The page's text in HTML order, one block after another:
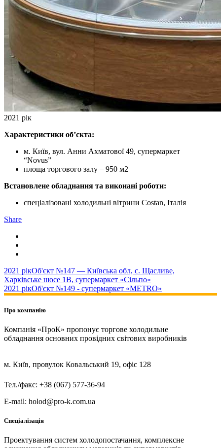
2021 рік
Характеристики об’єкта:
м. Київ, вул. Анни Ахматової 49, супермаркет
“Novus”
площа торгового залу – 950 м2
Встановлене обладнання та виконані роботи:
спеціалізовані холодильні вітрини Costan, Італія
Share
2021 рікОб'єкт №147 — Київська обл, с. Щасливе,
Харківське шосе 1В, супермаркет «Сільпо»
2021 рікОб'єкт №149 - супермаркет «METRO»
Про компанію
Компанія «ПроК» пропонує торгове холодильне
обладнання основних провідних світових виробників
м. Київ, провулок Ковальський 19, офіс 128
Тел./факс: +38 (067) 577-36-94
E-mail: holod@pro-k.com.ua
Спеціалізація
Проектування систем холодопостачання, комплексне